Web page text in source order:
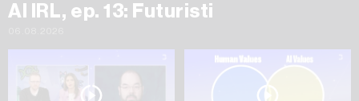
AI IRL, ep. 13: Futuristi